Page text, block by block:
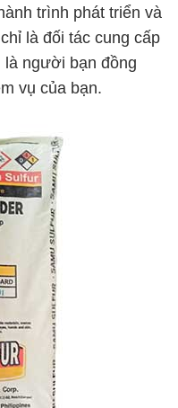
trình phát triển và
là đối tác cung cấp
là người bạn đồng
vụ của bạn.